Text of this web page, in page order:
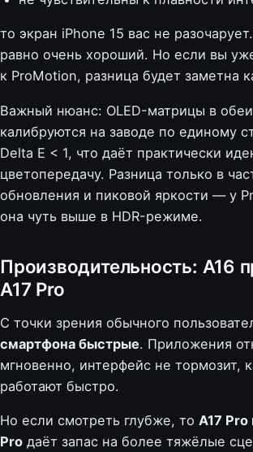
то экран iPhone 15 вас не
равно очень хороший. Но если вы
к ProMotion, разница будет заметна
Важный нюанс: OLED-матрицы в
калибруются на заводе по единому
Delta E < 1, что даёт практически
цветопередачу. Разница только в
обновления и пиковой яркости — у
она чуть выше в HDR-режиме.
Производительность: A16
A17 Pro
С точки зрения обычного
смартфона быстрые. Приложения
мгновенно, интерфейс не тормозит,
работают быстро.
Но если смотреть глубже, то A17 Pro
Pro даёт запас на более тяжёлые